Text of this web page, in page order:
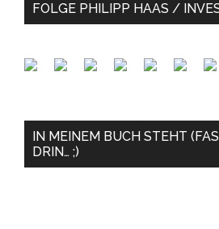
FOLGE PHILIPP HAAS /
IN MEINEM BUCH STEHT
DRIN… ;)